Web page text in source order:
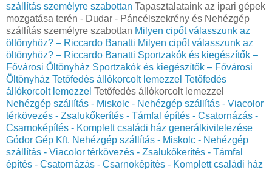
szállítás személyre szabottan Tapasztalataink az ipari gépek
mozgatása terén - Dudar - Páncélszekrény és Nehézgép
szállítás személyre szabottan Milyen cipőt válasszunk az
öltönyhöz? – Riccardo Banatti Milyen cipőt válasszunk az
öltönyhöz? – Riccardo Banatti Sportzakók és kiegészítők –
Fővárosi Öltönyház Sportzakók és kiegészítők – Fővárosi
Öltönyház Tetőfedés állókorcolt lemezzel Tetőfedés
állókorcolt lemezzel Tetőfedés állókorcolt lemezzel
Nehézgép szállítás - Miskolc - Nehézgép szállítás - Viacolor
térkövezés - Zsalukőkerítés - Támfal építés - Csatornázás -
Csarnoképítés - Komplett családi ház generálkivitelezése
Gódor Gép Kft. Nehézgép szállítás - Miskolc - Nehézgép
szállítás - Viacolor térkövezés - Zsalukőkerítés - Támfal
építés - Csatornázás - Csarnoképítés - Komplett családi ház